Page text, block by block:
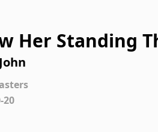
Her Standing
Garden, USA/
20